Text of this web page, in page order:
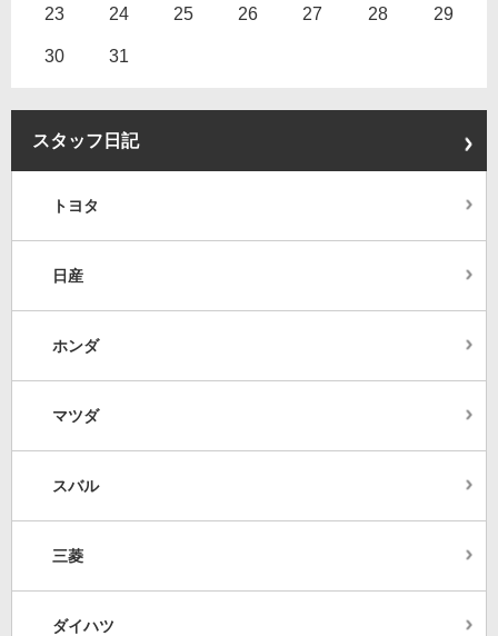
23 24 25 26 27 28 29
30 31
スタッフ日記
トヨタ
日産
ホンダ
マツダ
スバル
三菱
ダイハツ